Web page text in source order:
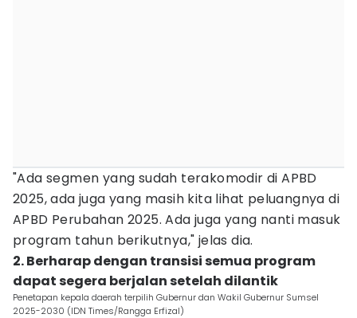
"Ada segmen yang sudah terakomodir di APBD
2025, ada juga yang masih kita lihat peluangnya di
APBD Perubahan 2025. Ada juga yang nanti masuk
program tahun berikutnya," jelas dia.
2. Berharap dengan transisi semua program
dapat segera berjalan setelah dilantik
Penetapan kepala daerah terpilih Gubernur dan Wakil Gubernur Sumsel
2025-2030 (IDN Times/Rangga Erfizal)